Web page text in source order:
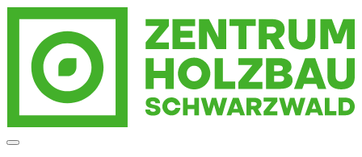
springen
springen
springen